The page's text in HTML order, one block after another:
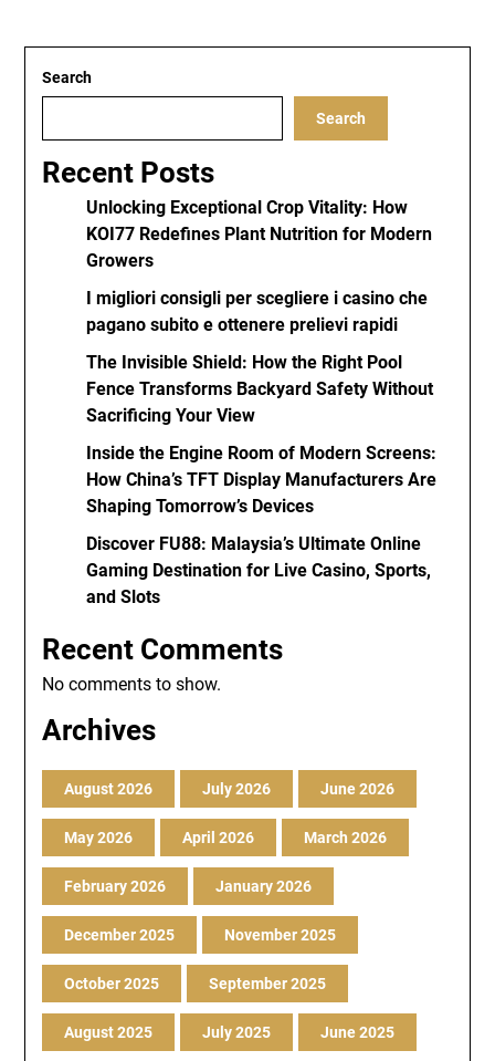
Search
Search
Recent Posts
Unlocking Exceptional Crop Vitality: How
KOI77 Redefines Plant Nutrition for Modern
Growers
I migliori consigli per scegliere i casino che
pagano subito e ottenere prelievi rapidi
The Invisible Shield: How the Right Pool
Fence Transforms Backyard Safety Without
Sacrificing Your View
Inside the Engine Room of Modern Screens:
How China’s TFT Display Manufacturers Are
Shaping Tomorrow’s Devices
Discover FU88: Malaysia’s Ultimate Online
Gaming Destination for Live Casino, Sports,
and Slots
Recent Comments
No comments to show.
Archives
August 2026 July 2026 June 2026
May 2026 April 2026 March 2026
February 2026 January 2026
December 2025 November 2025
October 2025 September 2025
August 2025 July 2025 June 2025